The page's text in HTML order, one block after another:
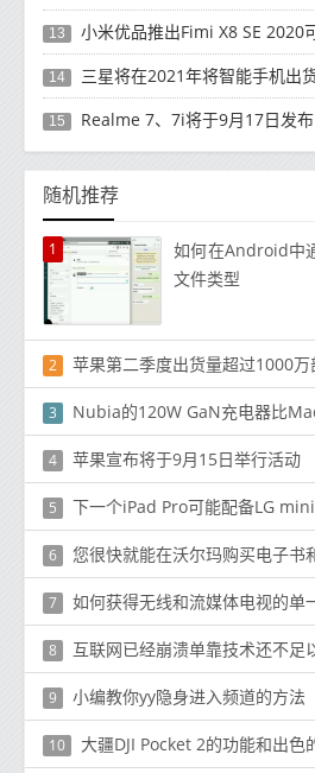
13 小米优品推出Fimi X8 SE 2020
14 三星将在2021年将智能手机出
15 Realme 7、7i将于9月17日发布；
随机推荐
1
如何在Android中
文件类型
2 苹果第二季度出货量超过1000
3 Nubia的120W GaN充电器比MacBook的96W适
4 苹果宣布将于9月15日举行活动
5 下一个iPad Pro可能配备LG
6 您很快就能在沃尔玛购买电子书
7 如何获得无线和流媒体电视的单
8 互联网已经崩溃单靠技术还不足
9 小编教你yy隐身进入频道的方法
10 大疆DJI Pocket 2的功能和出色